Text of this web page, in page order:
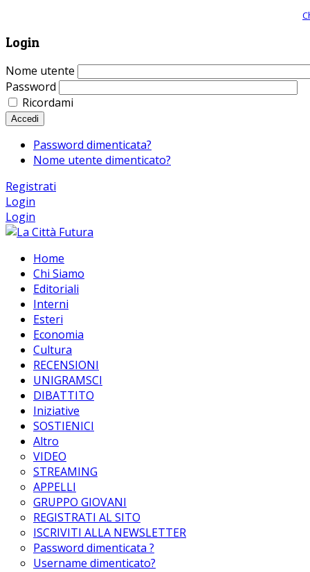
Login
Nome utente
Password
Ricordami
Accedi
Password dimenticata?
Nome utente dimenticato?
Registrati
Login
Login
Home
Chi Siamo
Editoriali
Interni
Esteri
Economia
Cultura
RECENSIONI
UNIGRAMSCI
DIBATTITO
Iniziative
SOSTIENICI
Altro
VIDEO
STREAMING
APPELLI
GRUPPO GIOVANI
REGISTRATI AL SITO
ISCRIVITI ALLA NEWSLETTER
Password dimenticata ?
Username dimenticato?